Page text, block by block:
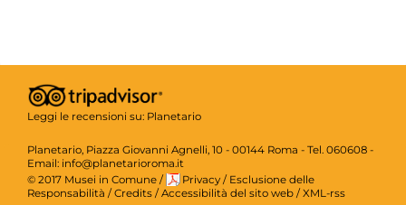
Leggi le recensioni su: Planetario
Planetario, Piazza Giovanni Agnelli, 10 - 00144 Roma - Tel. 060608 -
Email: info@planetarioroma.it
© 2017 Musei in Comune / Privacy / Esclusione delle
Responsabilità / Credits / Accessibilità del sito web / XML-rss